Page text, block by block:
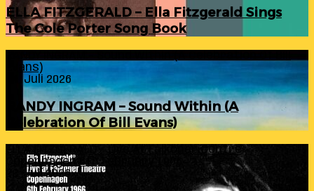
ELLA FITZGERALD – Ella Fitzgerald Sings
The Cole Porter Song Book
Evans)
24. Juli 2026
RANDY INGRAM – Sound Within (A
Celebration Of Bill Evans)
ELLA FITZGERALD – Live At Falkoner Centre
Copenhagen 6th February 1966
23. Juli 2026